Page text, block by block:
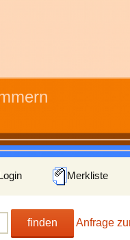
Merkliste
finden Anfrage